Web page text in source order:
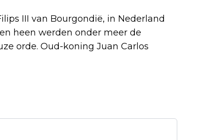
III van Bourgondië, in Nederland
heen werden onder meer de
orde. Oud-koning Juan Carlos
GEEFT AL ZIJN MERCH-